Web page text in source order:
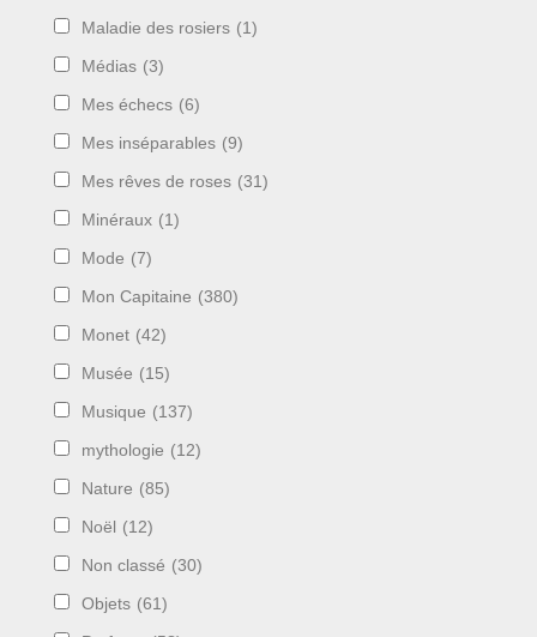
Maladie des rosiers (1)
Médias (3)
Mes échecs (6)
Mes inséparables (9)
Mes rêves de roses (31)
Minéraux (1)
Mode (7)
Mon Capitaine (380)
Monet (42)
Musée (15)
Musique (137)
mythologie (12)
Nature (85)
Noël (12)
Non classé (30)
Objets (61)